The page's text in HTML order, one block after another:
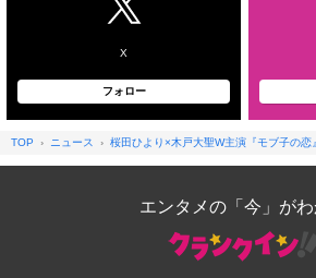
X
フォロー
TOP ニュース 桜田ひより×木戸大聖W主演『モブ子の
エンタメの「今」がわ